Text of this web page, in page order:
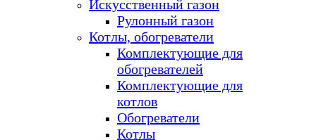
Искусственный газон
Рулонный газон
Котлы, обогреватели
Комплектующие для
обогревателей
Комплектующие для
котлов
Обогреватели
Котлы